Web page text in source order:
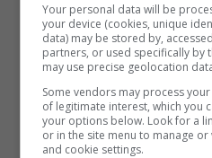
Your personal data will be
your device (cookies, unique
data) may be stored by,
partners, or used specifically by
may use precise geolocation
Some vendors may process
of legitimate interest, which you
your options below. Look for a
or in the site menu to manage
and cookie settings.